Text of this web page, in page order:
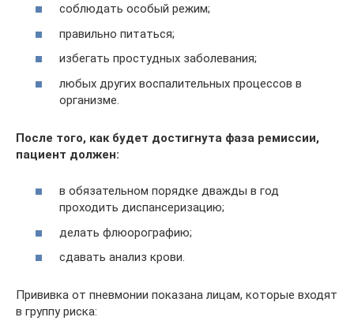
соблюдать особый режим;
правильно питаться;
избегать простудных заболевания;
любых других воспалительных процессов в
организме.
После того, как будет достигнута фаза ремиссии,
пациент должен:
в обязательном порядке дважды в год
проходить диспансеризацию;
делать флюорографию;
сдавать анализ крови.
Прививка от пневмонии показана лицам, которые входят
в группу риска: